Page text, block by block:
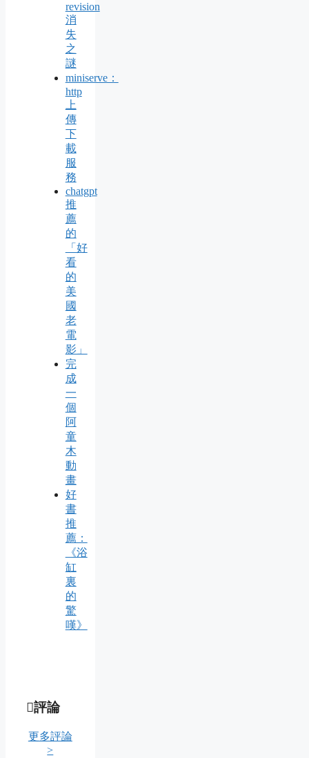
revision
消
失
之
謎
miniserve：
http
上
傳
下
載
服
務
chatgpt
推
薦
的
「好
看
的
美
國
老
電
影」
完
成
一
個
阿
童
木
動
畫
好
書
推
薦：
《浴
缸
裏
的
驚
嘆》
評論
更多評論
>